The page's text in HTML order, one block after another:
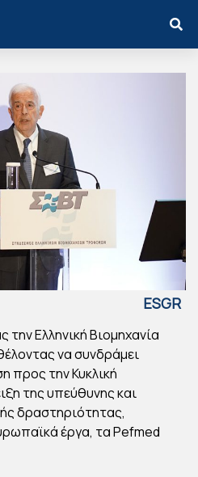
ESGR
Ο
ΜΜ
Ελληνική Βιομηχανία
να συνδράμει
προς την Κυκλική
της υπεύθυνης και
δραστηριότητας,
έργα, τα Pefmed